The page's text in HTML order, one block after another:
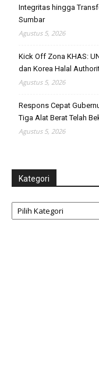
Integritas hingga
Sumbar
Agustus 5, 2026
Kick Off Zona KHAS:
dan Korea Halal
Agustus 5, 2026
Respons Cepat
Tiga Alat Berat Telah
Agustus 5, 2026
Kategori
Kategori